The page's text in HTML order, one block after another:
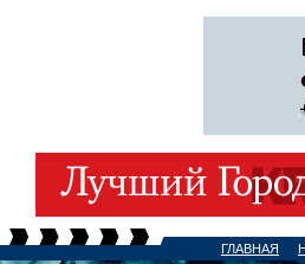
ГЛАВНАЯ